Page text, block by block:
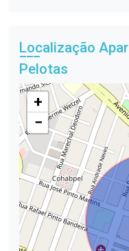
Localização
Pelotas
+
−